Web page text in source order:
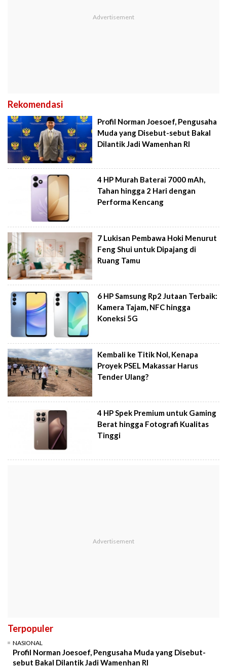
Rekomendasi
Profil Norman Joesoef, Pengusaha
Muda yang Disebut-sebut Bakal
Dilantik Jadi Wamenhan RI
4 HP Murah Baterai 7000 mAh,
Tahan hingga 2 Hari dengan
Performa Kencang
7 Lukisan Pembawa Hoki Menurut
Feng Shui untuk Dipajang di
Ruang Tamu
6 HP Samsung Rp2 Jutaan Terbaik:
Kamera Tajam, NFC hingga
Koneksi 5G
Kembali ke Titik Nol, Kenapa
Proyek PSEL Makassar Harus
Tender Ulang?
4 HP Spek Premium untuk Gaming
Berat hingga Fotografi Kualitas
Tinggi
Terpopuler
NASIONAL
Profil Norman Joesoef, Pengusaha Muda yang Disebut-
sebut Bakal Dilantik Jadi Wamenhan RI